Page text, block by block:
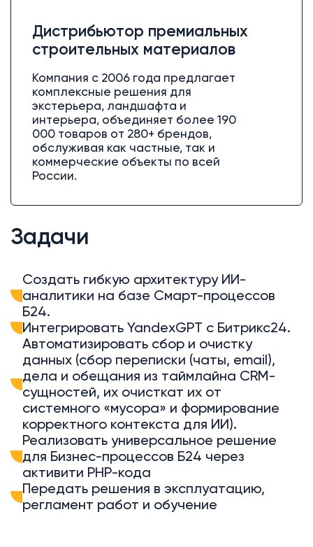
Дистрибьютор премиальных
строительных материалов
Компания с 2006 года предлагает
комплексные решения для
экстерьера, ландшафта и
интерьера, объединяет более 190
000 товаров от 280+ брендов,
обслуживая как частные, так и
коммерческие объекты по всей
России.
Задачи
Создать гибкую архитектуру ИИ-
аналитики на базе Смарт-процессов
Б24.
Интегрировать YandexGPT с Битрикс24.
Автоматизировать сбор и очистку
данных (сбор переписки (чаты, email),
дела и обещания из таймлайна CRM-
сущностей, их очисткат их от
системного «мусора» и формирование
корректного контекста для ИИ).
Реализовать универсальное решение
для Бизнес-процессов Б24 через
активити PHP-кода
Передать решения в эксплуатацию,
регламент работ и обучение